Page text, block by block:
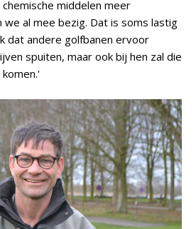
middelen meer
we al mee bezig. Dat is soms lastig
dat andere golfbanen ervoor
spuiten, maar ook bij hen zal die